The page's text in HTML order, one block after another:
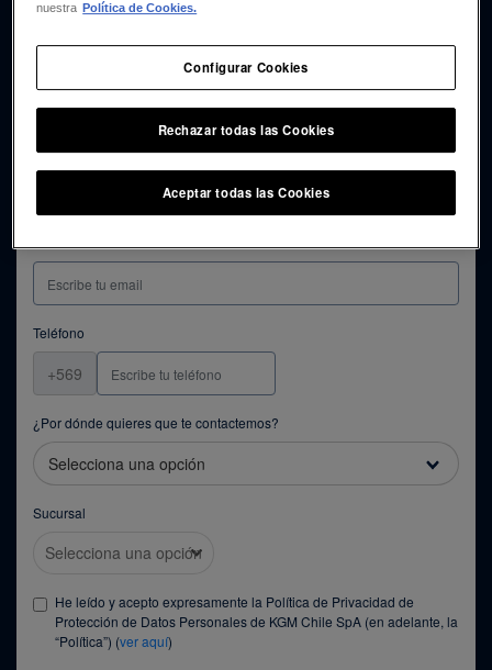
RUT
Teléfono
+569
¿Por dónde quieres que te contactemos?
Selecciona una opción
Sucursal
He leído y acepto expresamente la Política de Privacidad de
Protección de Datos Personales de KGM Chile SpA (en adelante, la
“Política”) (ver aquí)
nuestra Política de Cookies.
Configurar Cookies
Rechazar todas las Cookies
Aceptar todas las Cookies